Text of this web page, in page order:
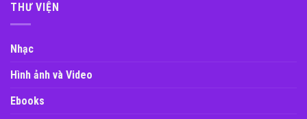
THƯ VIỆN
Nhạc
Hình ảnh và Video
Ebooks